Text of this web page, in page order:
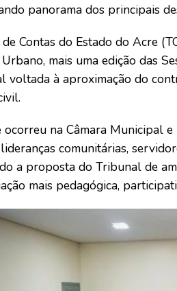
panorama dos principais
Contas do Estado do Acre
mais uma edição das
voltada à aproximação do
ocorreu na Câmara Municipal
comunitárias,
a proposta do Tribunal de
mais pedagógica,